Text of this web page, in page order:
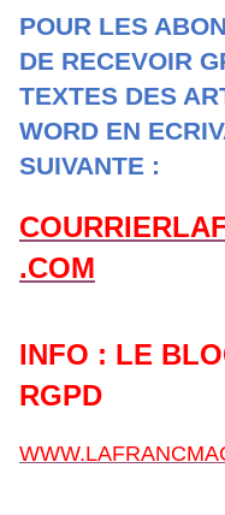
POUR LES
DE RECEVOIR
TEXTES DES
WORD EN
SUIVANTE :
.COM
INFO : LE
RGPD